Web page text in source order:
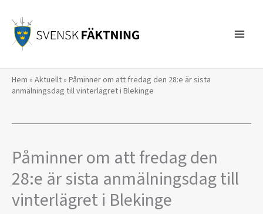
innehåll
Hem » Aktuellt» Påminner om att fredag den 28:e är sista
anmälningsdag till vinterlägret i Blekinge
Påminner om att fredag den
28:e är sista anmälningsdag till
vinterlägret i Blekinge